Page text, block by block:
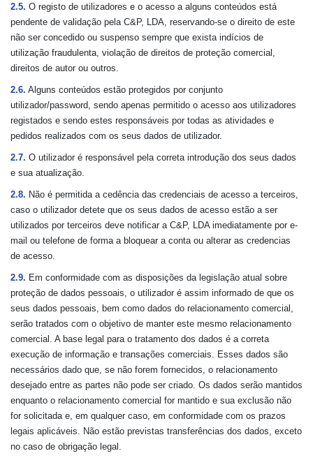
2.5. O registo de utilizadores e o acesso a alguns conteúdos está
pendente de validação pela C&P, LDA, reservando-se o direito de este
não ser concedido ou suspenso sempre que exista indícios de
utilização fraudulenta, violação de direitos de proteção comercial,
direitos de autor ou outros.
2.6. Alguns conteúdos estão protegidos por conjunto
utilizador/password, sendo apenas permitido o acesso aos utilizadores
registados e sendo estes responsáveis por todas as atividades e
pedidos realizados com os seus dados de utilizador.
2.7. O utilizador é responsável pela correta introdução dos seus dados
e sua atualização.
2.8. Não é permitida a cedência das credenciais de acesso a terceiros,
caso o utilizador detete que os seus dados de acesso estão a ser
utilizados por terceiros deve notificar a C&P, LDA imediatamente por e-
mail ou telefone de forma a bloquear a conta ou alterar as credencias
de acesso.
2.9. Em conformidade com as disposições da legislação atual sobre
proteção de dados pessoais, o utilizador é assim informado de que os
seus dados pessoais, bem como dados do relacionamento comercial,
serão tratados com o objetivo de manter este mesmo relacionamento
comercial. A base legal para o tratamento dos dados é a correta
execução de informação e transações comerciais. Esses dados são
necessários dado que, se não forem fornecidos, o relacionamento
desejado entre as partes não pode ser criado. Os dados serão mantidos
enquanto o relacionamento comercial for mantido e sua exclusão não
for solicitada e, em qualquer caso, em conformidade com os prazos
legais aplicáveis. Não estão previstas transferências dos dados, exceto
no caso de obrigação legal.